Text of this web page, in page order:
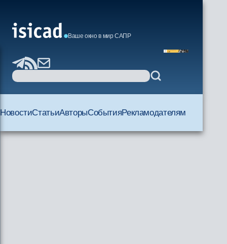
Ваше окно в мир САПР
НовостиСтатьиАвторыСобытияРекламодателям